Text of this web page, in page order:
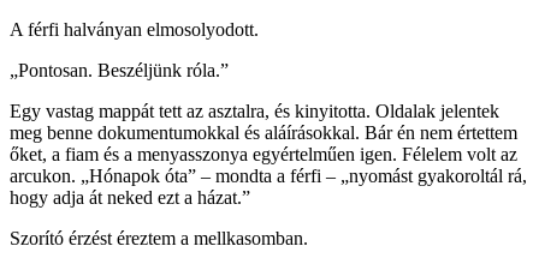
A férfi halványan elmosolyodott.
„Pontosan. Beszéljünk róla.”
Egy vastag mappát tett az asztalra, és kinyitotta. Oldalak jelentek
meg benne dokumentumokkal és aláírásokkal. Bár én nem értettem
őket, a fiam és a menyasszonya egyértelműen igen. Félelem volt az
arcukon. „Hónapok óta” – mondta a férfi – „nyomást gyakoroltál rá,
hogy adja át neked ezt a házat.”
Szorító érzést éreztem a mellkasomban.